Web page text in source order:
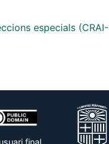
especials (CRAI-
final